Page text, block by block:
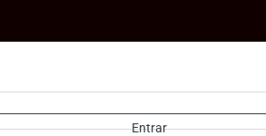
Entrar